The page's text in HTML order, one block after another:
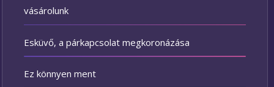
vásárolunk
Esküvő, a párkapcsolat megkoronázása
Ez könnyen ment